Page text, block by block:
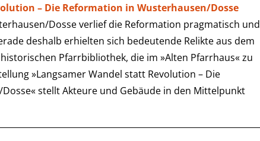
– Die Reformation in Wusterhausen/Dosse
Dosse verlief die Reformation pragmatisch und
deshalb erhielten sich bedeutende Relikte aus dem
Pfarrbibliothek, die im »Alten Pfarrhaus« zu
»Langsamer Wandel statt Revolution – Die
stellt Akteure und Gebäude in den Mittelpunkt